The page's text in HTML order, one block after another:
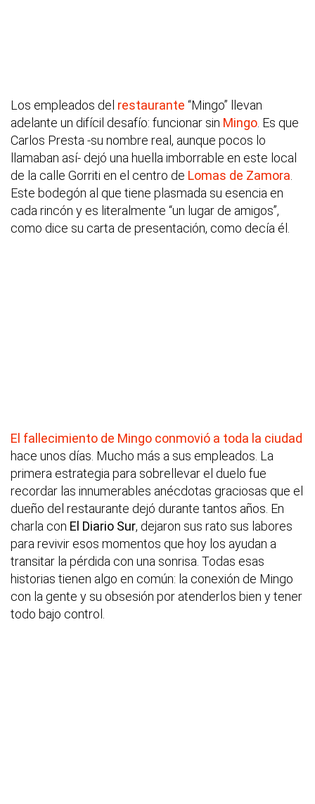
Los empleados del restaurante “Mingo” llevan
adelante un difícil desafío: funcionar sin Mingo. Es que
Carlos Presta -su nombre real, aunque pocos lo
llamaban así- dejó una huella imborrable en este local
de la calle Gorriti en el centro de Lomas de Zamora.
Este bodegón al que tiene plasmada su esencia en
cada rincón y es literalmente “un lugar de amigos”,
como dice su carta de presentación, como decía él.
El fallecimiento de Mingo conmovió a toda la ciudad
hace unos días. Mucho más a sus empleados. La
primera estrategia para sobrellevar el duelo fue
recordar las innumerables anécdotas graciosas que el
dueño del restaurante dejó durante tantos años. En
charla con El Diario Sur, dejaron sus rato sus labores
para revivir esos momentos que hoy los ayudan a
transitar la pérdida con una sonrisa. Todas esas
historias tienen algo en común: la conexión de Mingo
con la gente y su obsesión por atenderlos bien y tener
todo bajo control.